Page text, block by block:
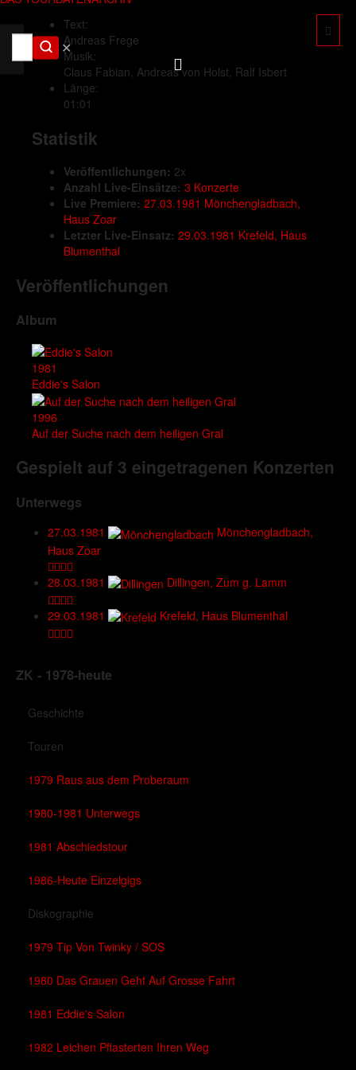
✕
Text:
Andreas Frege
Musik:
Claus Fabian, Andreas von Holst, Ralf Isbert
Länge:
01:01
Statistik
Veröffentlichungen: 2x
Anzahl Live-Einsätze: 3 Konzerte
Live Premiere: 27.03.1981 Mönchengladbach,
Haus Zoar
Letzter Live-Einsatz: 29.03.1981 Krefeld, Haus
Blumenthal
Veröffentlichungen
Album
1981
Eddie's Salon
1996
Auf der Suche nach dem heiligen Gral
Gespielt auf 3 eingetragenen Konzerten
Unterwegs
27.03.1981
Mönchengladbach,
Haus Zoar
28.03.1981
Dillingen, Zum g. Lamm
29.03.1981 Krefeld, Haus Blumenthal
ZK - 1978-heute
Geschichte
Touren
1979 Raus aus dem Proberaum
1980-1981 Unterwegs
1981 Abschiedstour
1986-Heute Einzelgigs
Diskographie
1979 Tip Von Twinky / SOS
1980 Das Grauen Geht Auf Grosse Fahrt
1981 Eddie's Salon
1982 Leichen Pflasterten Ihren Weg